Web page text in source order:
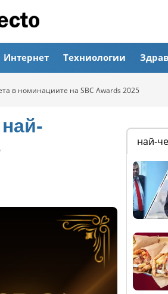
Интернет Техниологии
в номинациите на SBC Awards 2025
най-